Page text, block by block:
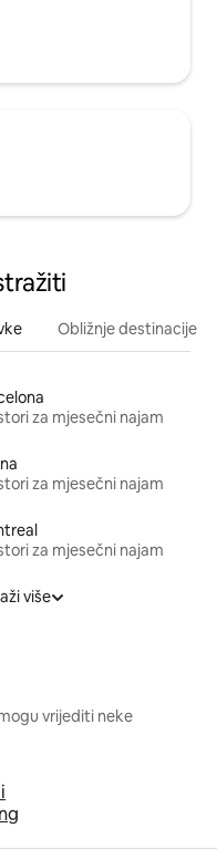
Obližnje destinacije
za mjesečni najam
za mjesečni najam
za mjesečni najam
više
vrijediti neke